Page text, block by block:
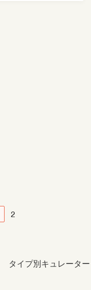
2
タイプ別キュレータ